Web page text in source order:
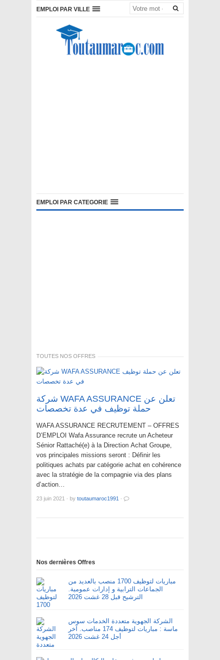
EMPLOI PAR VILLE
EMPLOI PAR CATEGORIE
TOUTES NOS OFFRES
شركة WAFA ASSURANCE تعلن عن
حملة توظيف في عدة تخصصات
WAFA ASSURANCE RECRUTEMENT – OFFRES
D’EMPLOI Wafa Assurance recrute un Acheteur
Sénior Rattaché(e) à la Direction Achat Groupe,
vos principales missions seront : Définir les
politiques achats par catégorie achat en cohérence
avec la stratégie de la compagnie via des plans
d’action…
23 juin 2021 · by toutaumaroc1991 ·
Nos dernières Offres
مباريات لتوظيف 1700 منصب بالعديد من
الجماعات الترابية و إدارات عمومية.
الترشيح قبل 28 غشت 2026
الشركة الجهوية متعددة الخدمات سوس
ماسة : مباريات لتوظيف 174 مناصب. آخر
أجل 24 غشت 2026